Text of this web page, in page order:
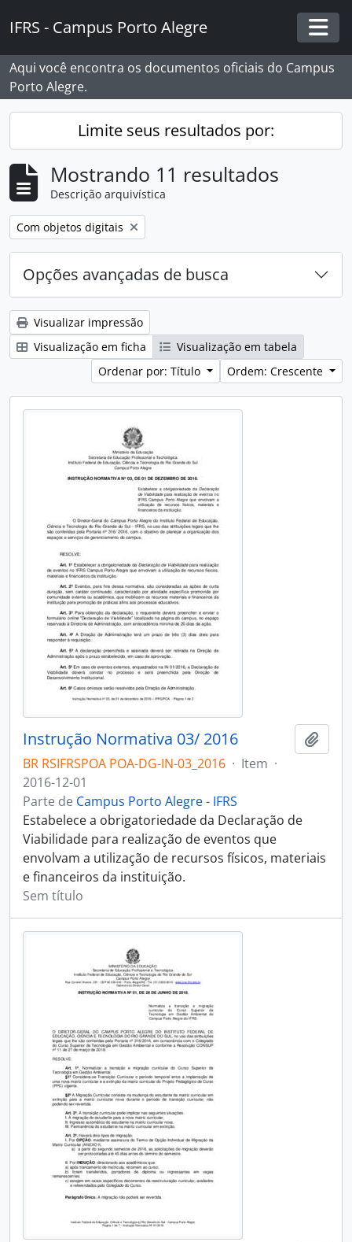
IFRS - Campus Porto Alegre
Aqui você encontra os documentos oficiais do Campus
Porto Alegre.
Limite seus resultados por:
Mostrando 11 resultados
Descrição arquivística
Remover filtro:
Com objetos digitais
Opções avançadas de busca
Visualizar impressão
Visualização em ficha
Visualização em tabela
Ordenar por: Título
Ordem: Crescente
Instrução Normativa 03/ 2016
BR RSIFRSPOA POA-DG-IN-03_2016 · Item ·
2016-12-01
Parte de Campus Porto Alegre - IFRS
Estabelece a obrigatoriedade da Declaração de
Viabilidade para realização de eventos que
envolvam a utilização de recursos físicos, materiais
e financeiros da instituição.
Sem título